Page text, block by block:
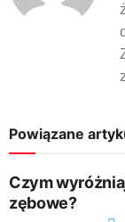
Powiązane
Czym
zębowe?